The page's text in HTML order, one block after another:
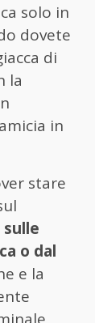
solo in
dovete
di
la
in
stare
o dal
e la